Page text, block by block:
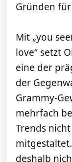
Gründen
Mit „you
love“ setzt
eine der
der
Grammy-
mehrfach
Trends
deshalb